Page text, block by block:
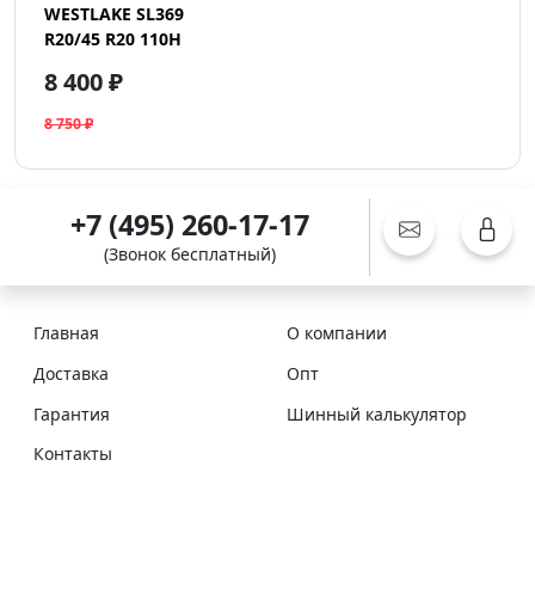
WESTLAKE SL369
R20/45 R20 110H
8 400 ₽
8 750 ₽
+7 (495) 260-17-17
(Звонок бесплатный)
Главная
О компании
Доставка
Опт
Гарантия
Шинный калькулятор
Контакты